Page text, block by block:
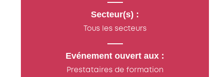
Secteur(s) :
Tous les secteurs
Evénement ouvert aux :
Prestataires de formation